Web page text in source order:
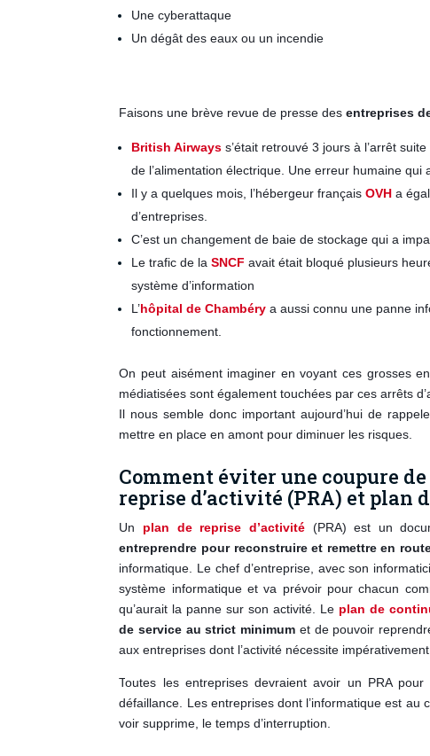
Une cyberattaque
Un dégât des eaux ou un incendie
Faisons une brève revue de presse desentreprises
British Airways s’était retrouvé 3 jours à l’arrêt
de l’alimentation électrique. Une erreur humaine qui
Il y a quelques mois, l’hébergeur françaisOVH a
d’entreprises.
C’est un changement de baie de stockage qui a
Le trafic de laSNCF avait était bloqué plusieurs
système d’information
L’hôpital de Chambéry a aussi connu une panne
fonctionnement.
On peut aisément imaginer en voyant ces grosses
médiatisées sont également touchées par ces arrêts
Il nous semble donc important aujourd’hui de
mettre en place en amont pour diminuer les risques.
Comment éviter une coupure
reprise d’activité (PRA) et plan
Un plan de reprise d’activité(PRA) est un
entreprendre pour reconstruire et remettre en
informatique. Le chef d’entreprise, avec son
système informatique et va prévoir pour chacun
qu’aurait la panne sur son activité. Le plan de
de service au strict minimum et de pouvoir
aux entreprises dont l’activité nécessite
Toutes les entreprises devraient avoir un PRA
défaillance. Les entreprises dont l’informatique est
voir supprime, le temps d’interruption.